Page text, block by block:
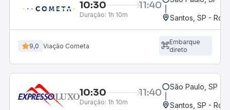
10:30 11:40
Duração: 1h 10m Santos, SP -
9,0 Viação Cometa
Embarque
direto
10:30 11:40
Duração: 1h 10m
São Paulo, SP -
Santos, SP -